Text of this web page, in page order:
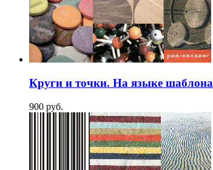
Круги и точки. На языке шаблона
900 pуб.